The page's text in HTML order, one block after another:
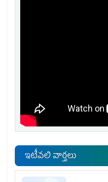
ఇటీవలి వార్తలు